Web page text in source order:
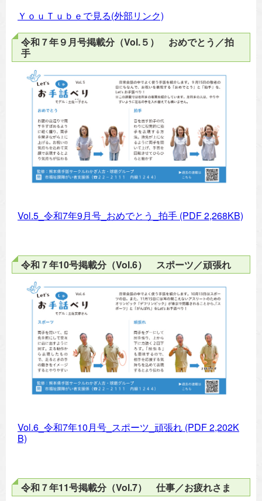
ＹｏｕＴｕｂｅで見る(外部リンク)
令和７年９月号掲載分（Vol.５） おめでとう／拍
手
Vol.5_令和7年9月号_おめでとう_拍手 (PDF 2,268KB)
令和７年10号掲載分（Vol.6） スポーツ／頑張れ
Vol.6_令和7年10月号_スポーツ_頑張れ (PDF 2,202K
B)
令和７年11号掲載分（Vol.7） 仕事／お疲れさま